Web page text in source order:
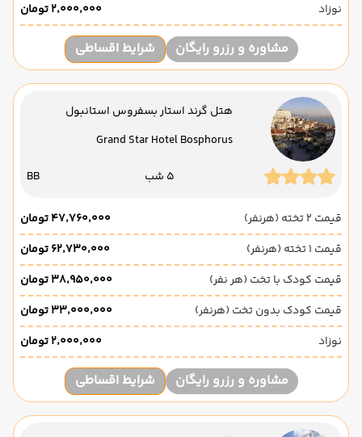
نوزاد
۲٬۰۰۰٬۰۰۰ تومان
مشاوره و رزرو رایگان شرایط اقساطی
هتل گرند استار بسفروس استانبول
Grand Star Hotel Bosphorus
5 شب BB
قیمت 2 تخته (هرنفر)
۴۷٬۷۶۰٬۰۰۰ تومان
قیمت 1 تخته (هرنفر)
۶۲٬۷۳۰٬۰۰۰ تومان
قیمت کودک با تخت (هر نفر)
۳۸٬۹۵۰٬۰۰۰ تومان
قیمت کودک بدون تخت (هرنفر)
۳۳٬۰۰۰٬۰۰۰ تومان
نوزاد
۲٬۰۰۰٬۰۰۰ تومان
مشاوره و رزرو رایگان شرایط اقساطی